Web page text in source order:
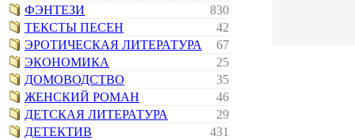
ФЭНТЕЗИ
830
ТЕКСТЫ ПЕСЕН
42
ЭРОТИЧЕСКАЯ ЛИТЕРАТУРА
67
ЭКОНОМИКА
25
ДОМОВОДСТВО
35
ЖЕНСКИЙ РОМАН
46
ДЕТСКАЯ ЛИТЕРАТУРА
29
ДЕТЕКТИВ
431